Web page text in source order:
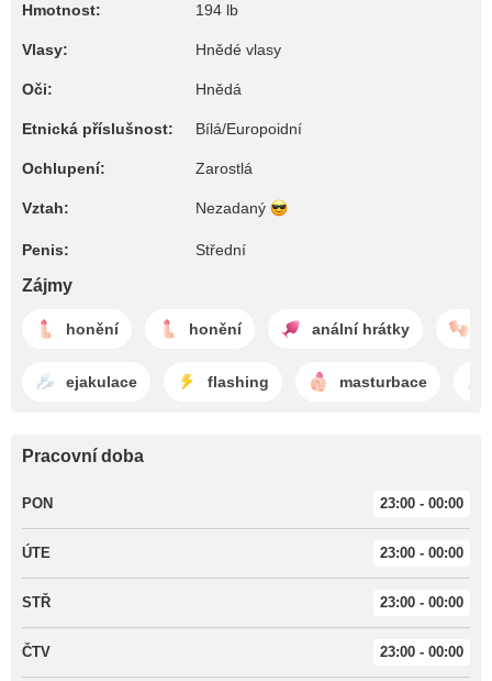
Hmotnost: 194 lb
Vlasy: Hnědé vlasy
Oči: Hnědá
Etnická příslušnost: Bílá/Europoidní
Ochlupení: Zarostlá
Vztah: Nezadaný
Penis: Střední
Zájmy
honění honění anální hrátky
ejakulace flashing masturbace
Pracovní doba
PON 23:00 - 00:00
ÚTE 23:00 - 00:00
STŘ 23:00 - 00:00
ČTV 23:00 - 00:00